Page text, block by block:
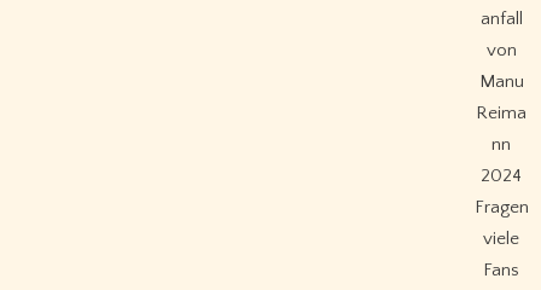
anfall
von
Manu
Reima
nn
2024
Fragen
viele
Fans